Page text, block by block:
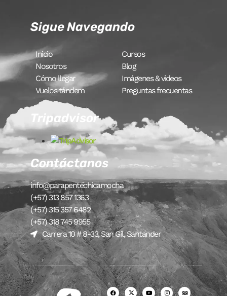
Sigue Navegando
Inicio
Nosotros
Cómo llegar
Vuelos tándem
Cursos
Blog
Imágenes & videos
Preguntas frecuentas
Tripadvisor
Contáctanos
info@parapentechicamocha
(+57) 313 857 1363
(+57) 315 357 6482
(+57) 318 745 9955
Carrera 10 # 8-33, San Gil, Santander